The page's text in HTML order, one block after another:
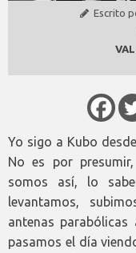
Escrito
Yo sigo a Kubo
No es por
somos así, lo
levantamos,
antenas
pasamos el día